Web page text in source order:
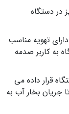
در دستگاه
تهویه مناسب
به کاربر صدمه
قرار داده می
جریان بخار آب به